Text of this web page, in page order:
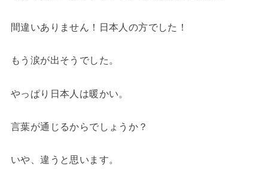
間違いありません！日本人の方でした！
もう涙が出そうでした。
やっぱり日本人は暖かい。
言葉が通じるからでしょうか？
いや、違うと思います。